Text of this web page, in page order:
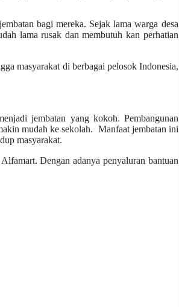
bagi mereka. Sejak lama warga desa
lama rusak dan membutuh kan perhatian
masyarakat di berbagai pelosok Indonesia,
jembatan yang kokoh. Pembangunan
mudah ke sekolah. Manfaat jembatan ini
masyarakat.
Dengan adanya penyaluran bantuan